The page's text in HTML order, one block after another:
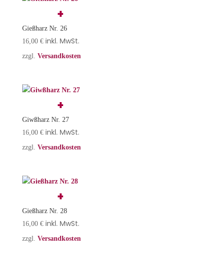
Gießharz Nr. 26
16,00 € inkl. MwSt.
zzgl. Versandkosten
Giwßharz Nr. 27
16,00 € inkl. MwSt.
zzgl. Versandkosten
Gießharz Nr. 28
16,00 € inkl. MwSt.
zzgl. Versandkosten